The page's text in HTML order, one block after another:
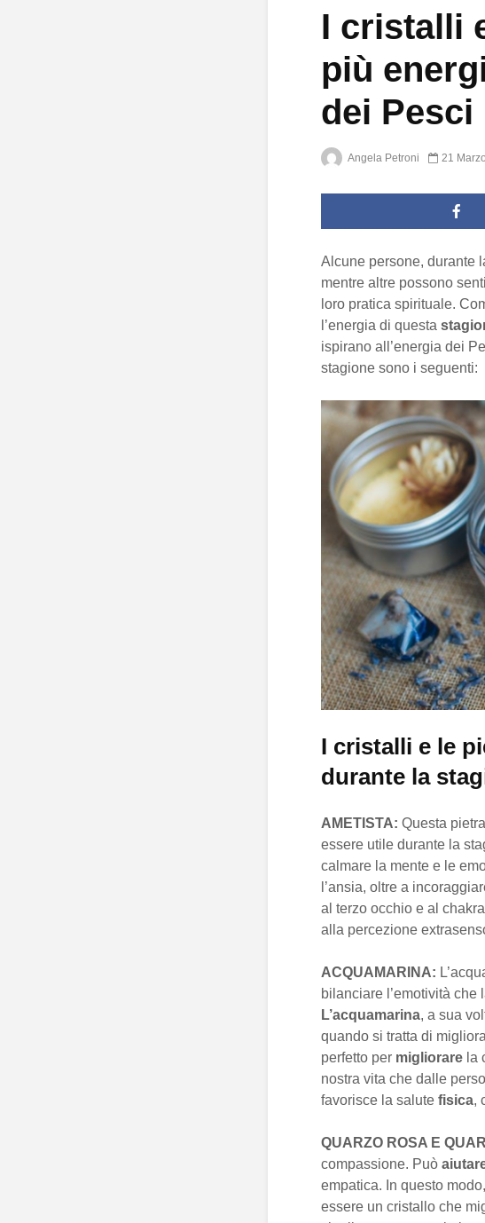
I cristalli
più
dei Pesci
Angela Petroni 21
Alcune persone, durante
mentre altre possono
loro pratica spirituale.
l’energia di questa
ispirano all’energia dei
stagione sono i seguenti:
I cristalli e le
durante la
AMETISTA: Questa
essere utile durante la
calmare la mente e le
l’ansia, oltre a
al terzo occhio e al
alla percezione
ACQUAMARINA:
bilanciare l’emotività che
L’acquamarina, a sua
quando si tratta di
perfetto per migliorare la
nostra vita che dalle
favorisce la salute fisica,
QUARZO ROSA E
compassione. Può
empatica. In questo
essere un cristallo che